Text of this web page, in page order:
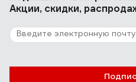
Акции, скидки,